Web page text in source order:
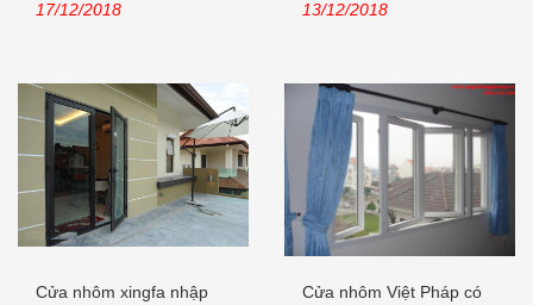
17/12/2018 13/12/2018
Cửa nhôm xingfa nhập
Cửa nhôm Việt Pháp có